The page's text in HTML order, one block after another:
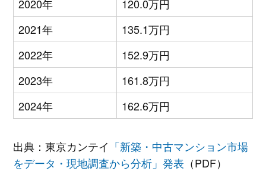
2020年
120.0万円
2021年
135.1万円
2022年
152.9万円
2023年
161.8万円
2024年
162.6万円
出典：東京カンテイ 「新築・中古マンション市場
をデータ・現地調査から分析」発表 （PDF）